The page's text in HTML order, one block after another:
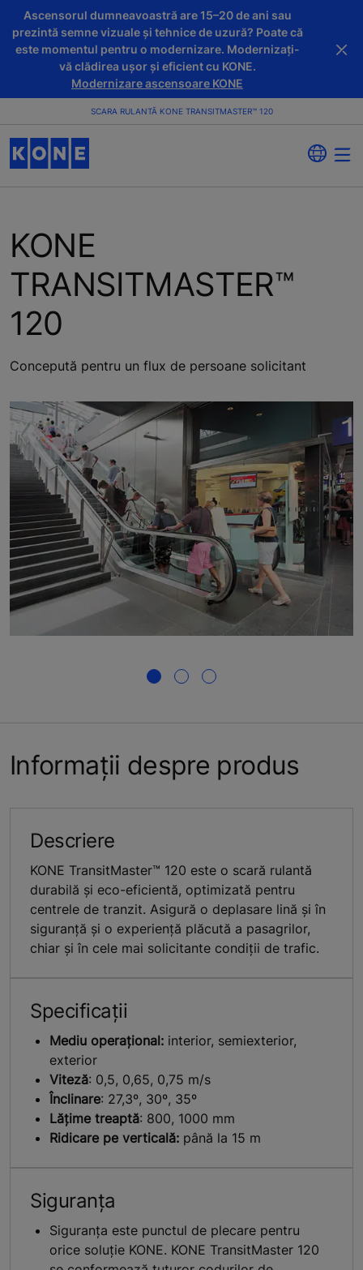
Ascensorul dumneavoastră are 15–20 de ani sau
prezintă semne vizuale și tehnice de uzură? Poate că
este momentul pentru o modernizare. Modernizați-
vă clădirea ușor și eficient cu KONE.
Modernizare ascensoare KONE
SCARA RULANTĂ KONE TRANSITMASTER™ 120
KONE
TRANSITMASTER™
120
Concepută pentru un flux de persoane solicitant
Informații despre produs
Descriere
KONE TransitMaster™ 120 este o scară rulantă
durabilă și eco-eficientă, optimizată pentru
centrele de tranzit. Asigură o deplasare lină și în
siguranță și o experiență plăcută a pasagrilor,
chiar și în cele mai solicitante condiții de trafic.
Specificații
Mediu operațional: interior, semiexterior,
exterior
Viteză: 0,5, 0,65, 0,75 m/s
Înclinare: 27,3º, 30º, 35º
Lățime treaptă: 800, 1000 mm
Ridicare pe verticală: până la 15 m
Siguranța
Siguranța este punctul de plecare pentru
orice soluție KONE. KONE TransitMaster 120